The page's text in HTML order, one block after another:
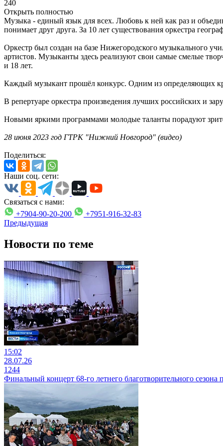
240
Открыть полностью
Музыка - единый язык для всех. Любовь к ней как раз и
понимает друг друга. За 10 лет существования оркестра
Оркестр был создан на базе Нижегородского музыкального
артистов. Музыканты здесь реализуют свои самые смелые
и 18 лет.
Каждый музыкант прошёл конкурс. Одним из определяющих
В репертуаре оркестра произведения лучших российских и
Новыми яркими программами молодые таланты порадуют
28 июня 2023 год ГТРК "Нижний Новгород" (видео)
Поделиться:
Наши соц. сети:
Связаться с нами:
+7904-90-20-200
+7951-916-32-83
Предыдущая
Новости по теме
15:02
28.07.26
1244
Финальный концерт 68-го летнего благотворительного